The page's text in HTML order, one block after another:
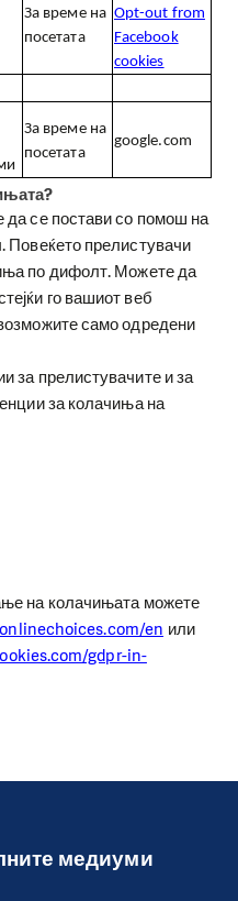
За време на
посетата
Opt-out from
Facebook
cookies
За време на
посетата
google.com
?
се постави со помош на
Повеќето прелистувачи
по дифолт. Можете да
го вашиот веб
само одредени
за прелистувачите и за
за колачиња на
на колачињата можете
en или
gdpr-in-
медиуми